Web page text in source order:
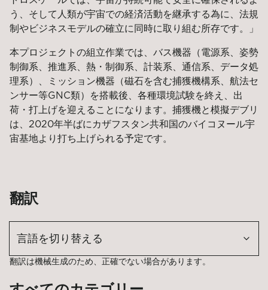
う、そして人類が宇宙での経済活動を継承する為に、法規
制やビジネスモデルの確立に同時に取り組む所存です。」
本プロジェクトの組立作業では、バス機器（電源系、姿勢
制御系、推進系、熱・制御系、計装系、通信系、データ処
理系）、ミッション機器（磁石を含む捕獲機構系、航法セ
ンサー等GNC類）を搭載後、各種環境試験を終え、出
荷・打上げを迎えることになります。捕獲機と模擬デブリ
は、2020年半ばにカザフスタン共和国のバイコヌール宇
宙基地より打ち上げられる予定です。
翻訳
言語を切り替える
翻訳は機械生成のため、正確でない場合があります。